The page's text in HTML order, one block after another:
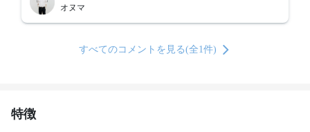
オヌマ
すべてのコメントを見る(全1件)
特徴